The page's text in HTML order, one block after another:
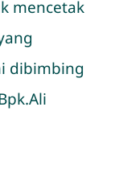
mencetak
dibimbing